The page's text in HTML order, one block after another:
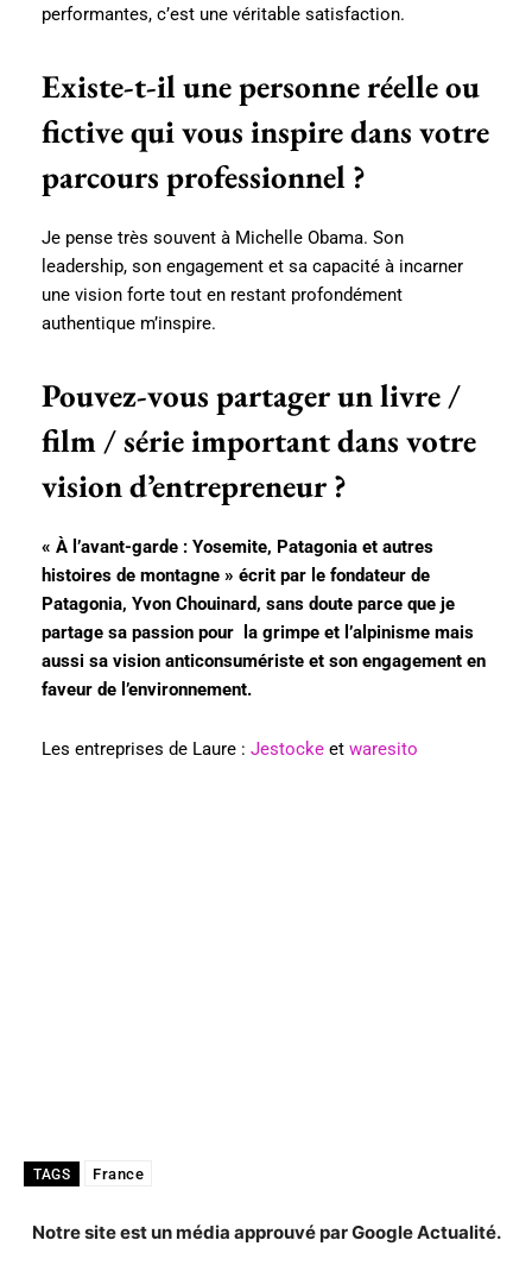
performantes, c’est une véritable satisfaction.
Existe-t-il une personne réelle ou
fictive qui vous inspire dans votre
parcours professionnel ?
Je pense très souvent à Michelle Obama. Son
leadership, son engagement et sa capacité à incarner
une vision forte tout en restant profondément
authentique m’inspire.
Pouvez-vous partager un livre /
film / série important dans votre
vision d’entrepreneur ?
« À l’avant-garde : Yosemite, Patagonia et autres
histoires de montagne » écrit par le fondateur de
Patagonia, Yvon Chouinard, sans doute parce que je
partage sa passion pour la grimpe et l’alpinisme mais
aussi sa vision anticonsumériste et son engagement en
faveur de l’environnement.
Les entreprises de Laure : Jestocke et waresito
TAGS France
Notre site est un média approuvé par Google Actualité.